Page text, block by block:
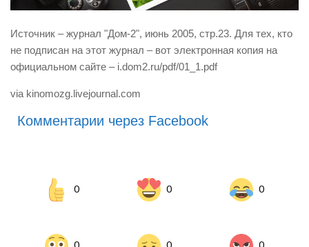
Источник – журнал "Дом-2", июнь 2005, стр.23. Для тех, кто
не подписан на этот журнал – вот электронная копия на
официальном сайте – i.dom2.ru/pdf/01_1.pdf
via kinomozg.livejournal.com
Комментарии через Facebook
0 0 0
0 0 0